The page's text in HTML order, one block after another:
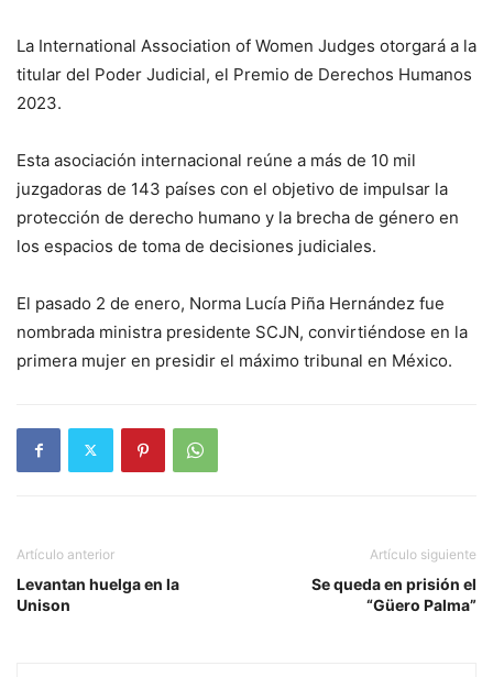
La International Association of Women Judges otorgará a la
titular del Poder Judicial, el Premio de Derechos Humanos
2023.
Esta asociación internacional reúne a más de 10 mil
juzgadoras de 143 países con el objetivo de impulsar la
protección de derecho humano y la brecha de género en
los espacios de toma de decisiones judiciales.
El pasado 2 de enero, Norma Lucía Piña Hernández fue
nombrada ministra presidente SCJN, convirtiéndose en la
primera mujer en presidir el máximo tribunal en México.
Artículo anterior
Levantan huelga en la
Unison
Artículo siguiente
Se queda en prisión el
“Güero Palma”